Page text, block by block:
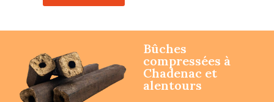
Bûches
compressées à
Chadenac et
alentours